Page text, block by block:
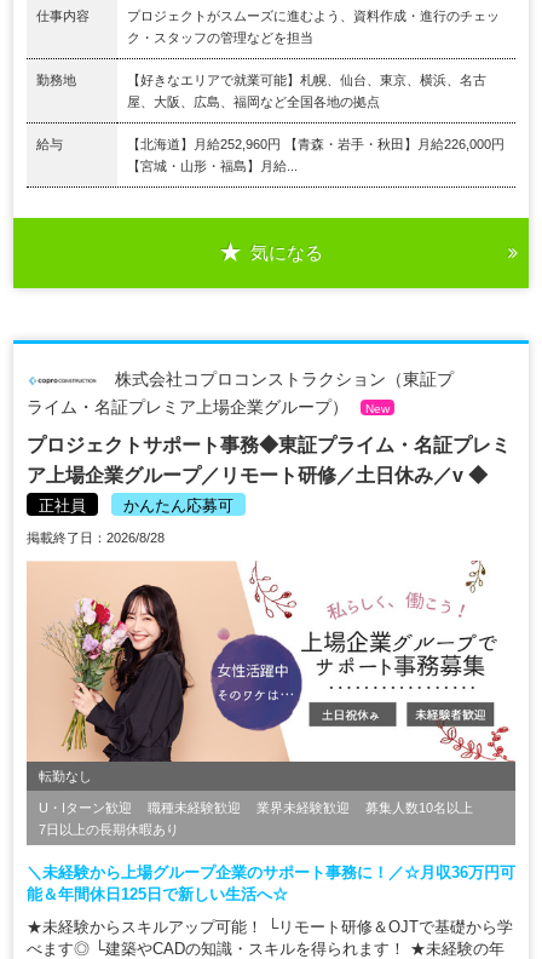
仕事内容
プロジェクトがスムーズに進むよう、資料作成・進行のチェッ
ク・スタッフの管理などを担当
勤務地
【好きなエリアで就業可能】札幌、仙台、東京、横浜、名古
屋、大阪、広島、福岡など全国各地の拠点
給与
【北海道】月給252,960円 【青森・岩手・秋田】月給226,000円
【宮城・山形・福島】月給...
気になる
株式会社コプロコンストラクション（東証プ
ライム・名証プレミア上場企業グループ）
New
プロジェクトサポート事務◆東証プライム・名証プレミ
ア上場企業グループ／リモート研修／土日休み／v ◆
正社員 かんたん応募可
掲載終了日：2026/8/28
転勤なし
U・Iターン歓迎 職種未経験歓迎 業界未経験歓迎
募集人数10名以上
7日以上の長期休暇あり
＼未経験から上場グループ企業のサポート事務に！／☆月収36万円可
能＆年間休日125日で新しい生活へ☆
★未経験からスキルアップ可能！ └リモート研修＆OJTで基礎から学
べます◎ └建築やCADの知識・スキルを得られます！ ★未経験の年